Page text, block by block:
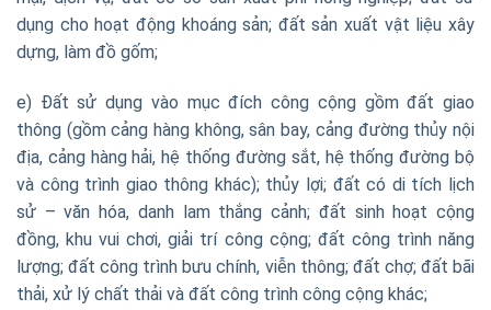
dụng cho hoạt động khoáng sản; đất sản xuất vật liệu xây
dựng, làm đồ gốm;
e) Đất sử dụng vào mục đích công cộng gồm đất giao
thông (gồm cảng hàng không, sân bay, cảng đường thủy nội
địa, cảng hàng hải, hệ thống đường sắt, hệ thống đường bộ
và công trình giao thông khác); thủy lợi; đất có di tích lịch
sử – văn hóa, danh lam thắng cảnh; đất sinh hoạt cộng
đồng, khu vui chơi, giải trí công cộng; đất công trình năng
lượng; đất công trình bưu chính, viễn thông; đất chợ; đất bãi
thải, xử lý chất thải và đất công trình công cộng khác;